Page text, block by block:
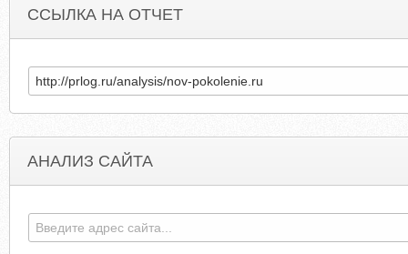
ССЫЛКА НА ОТЧЕТ
АНАЛИЗ САЙТА